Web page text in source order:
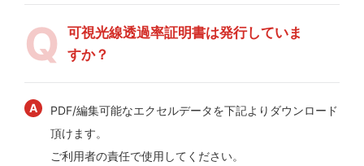
可視光線透過率証明書は発行していま
すか？
PDF/編集可能なエクセルデータを下記よりダウンロード
頂けます。
ご利用者の責任で使用してください。